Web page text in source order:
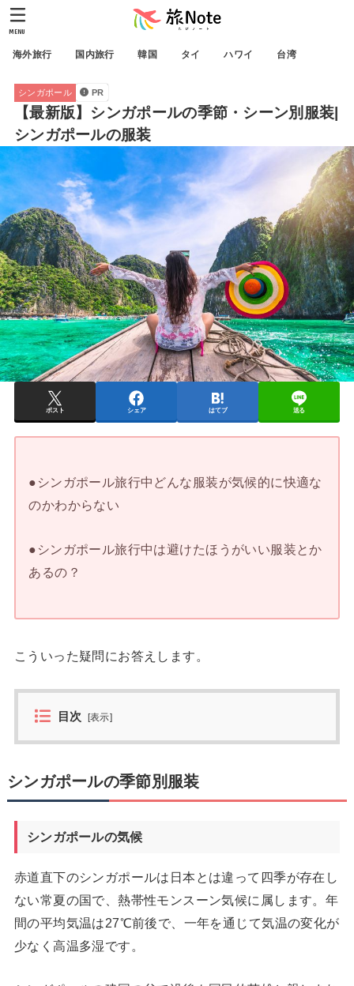
海外旅行 国内旅行 韓国 タイ ハワイ 台湾
MENU
シンガポール PR
【最新版】シンガポールの季節・シーン別服装|
シンガポールの服装
ポスト シェア はてブ 送る
●シンガポール旅行中どんな服装が気候的に快適な
のかわからない
●シンガポール旅行中は避けたほうがいい服装とか
あるの？
こういった疑問にお答えします。
目次 [表示]
シンガポールの季節別服装
シンガポールの気候
赤道直下のシンガポールは日本とは違って四季が存在し
ない常夏の国で、熱帯性モンスーン気候に属します。年
間の平均気温は27℃前後で、一年を通じて気温の変化が
少なく高温多湿です。